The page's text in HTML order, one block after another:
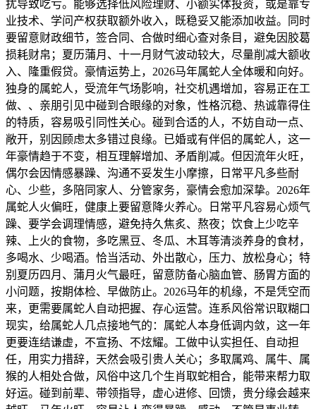
扰导致吃亏。能够选择低风险理财、小额实体投资，或是靠专
业技术、学问产权获取额外收入，既稳妥又能添加收益。同时
要留意财政细节，签合同、合做时细心查对条目，避免因胶葛
损耗财帛；夏历蒲月、十一月财气波动较大，尽量削减大额收
入、隆重假贷。豪情运势上，2026马年属蛇人全体暖和向好。
独身的属蛇人，受流年气场影响，社交机遇增加，容易正在工
做、、亲朋引见中碰到合眼缘的对象，性格沉稳、热诚靠得住
的特质，容易吸引同性关心。碰到合适的人，不妨自动一点、
敞开，别因顾虑太多错过良缘。已婚或有伴侣的属蛇人，这一
年豪情趋于不变，相互理解增加、矛盾削减。但因流年火旺，
偶尔会因情感暴躁、沟通不妥发生小摩擦，日常平凡多些耐
心、少些，多陪同家人、分管家务，豪情会愈加深挚。2026年
属蛇人火偏旺，健康上要留意降火养心。日常平凡容易心烦气
躁、要学会调理情感，避免持久焦炙、熬夜；饮食上少吃辛
辣、上火的食物，多吃黑豆、冬瓜、木耳等清淡养身的食材，
多喝水、少喝酒。恰当活动、外出散心，压力、放松身心；特
别夏历四月、蒲月火气最旺，留意防备心脑血管、肠胃方面的
小问题，按期体检、早做防止。2026马年的机缘，不是凭空而
来，更需要属蛇人自动把握、存心运营。连系风俗常识取糊口
现实，给属蛇人几点接地气的：属蛇人本身低调内敛，这一年
更要连结谦虚，不宣扬、不炫耀。工做中认实担任、自动担
任，用实力措辞，天然会吸引贵人关心；多取属鸡、属牛、属
猴的人相处合做，风俗中这几个生肖取蛇相合，能带来帮力取
好运。碰到前辈、带领指导，虚心进修、回馈，贵分缘会越来